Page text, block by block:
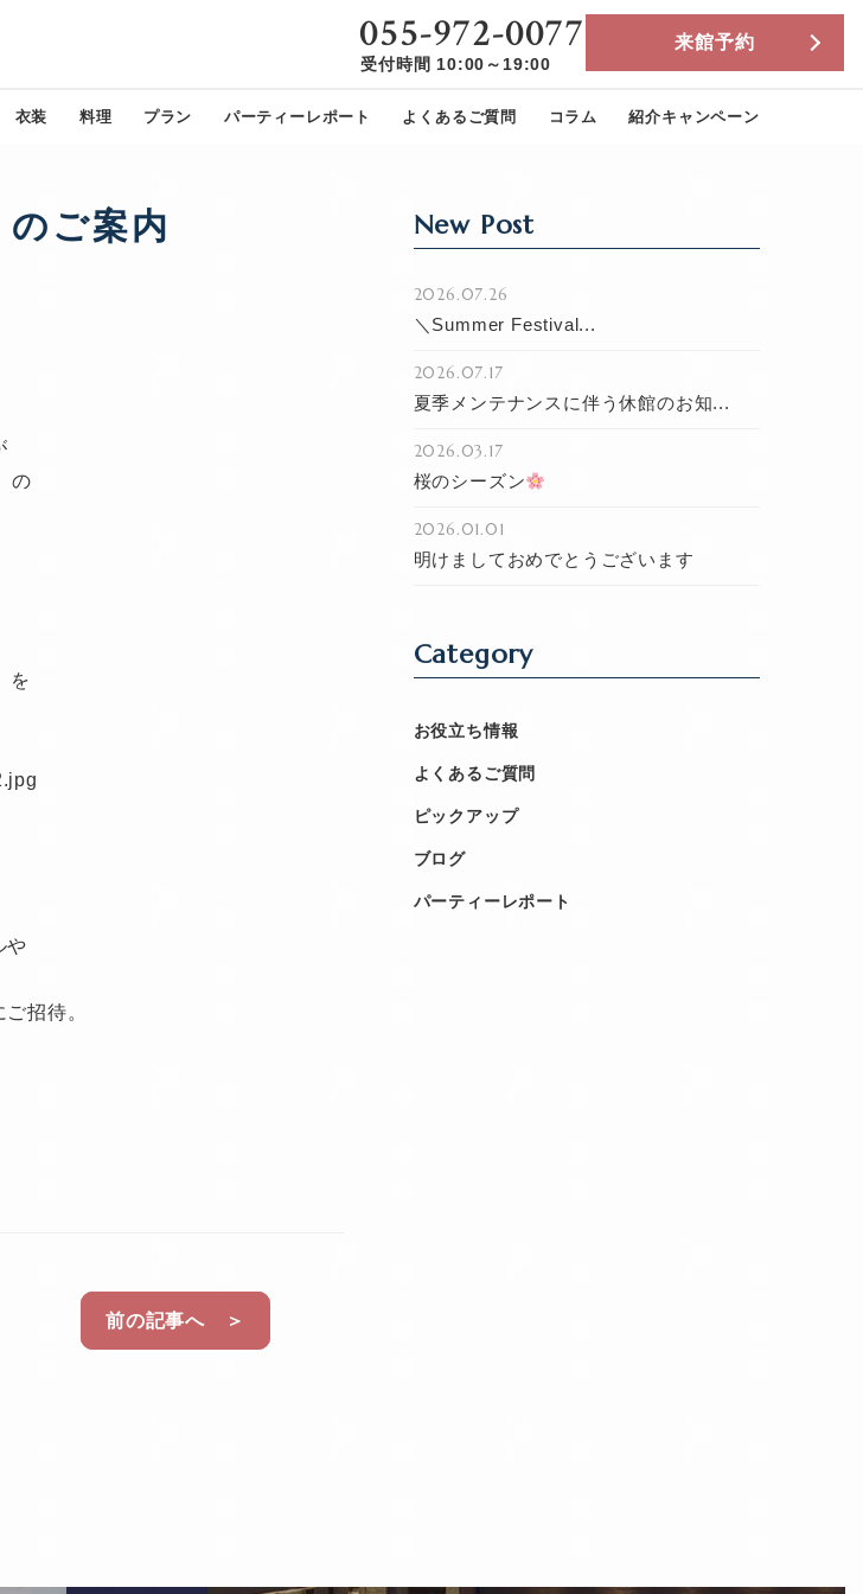
055-972-0077
受付時間 10:00～19:00
来館予約
衣装 料理 プラン パーティーレポート よくあるご質問 コラム 紹介キャンペーン
のご案内
の
を
や
招待。
前の記事へ ＞
New Post
2026.07.26
＼Summer Festival...
2026.07.17
夏季メンテナンスに伴う休館のお知...
2026.03.17
桜のシーズン
2026.01.01
明けましておめでとうございます
Category
お役立ち情報
よくあるご質問
ピックアップ
ブログ
パーティーレポート